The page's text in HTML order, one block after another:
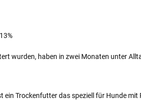
wurden, haben in zwei Monaten unter
ein Trockenfutter das speziell für Hunde mit